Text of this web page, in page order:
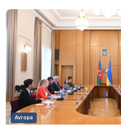
Avropa